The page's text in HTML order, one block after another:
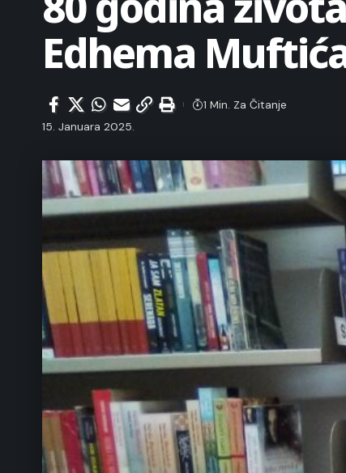
Edhema
15. Januara 2025.
1 Min. Za Čitanje